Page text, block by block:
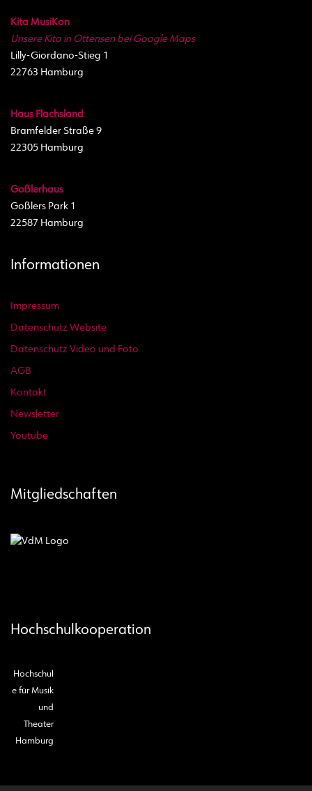
Kita MusiKon
Unsere Kita in Ottensen bei Google Maps
Lilly-Giordano-Stieg 1
22763 Hamburg
Haus Flachsland
Bramfelder Straße 9
22305 Hamburg
Goßlerhaus
Goßlers Park 1
22587 Hamburg
Informationen
Impressum
Datenschutz Website
Datenschutz Video und Foto
AGB
Kontakt
Newsletter
Youtube
Mitgliedschaften
Hochschulkooperation
Hochschul
e für Musik
und
Theater
Hamburg